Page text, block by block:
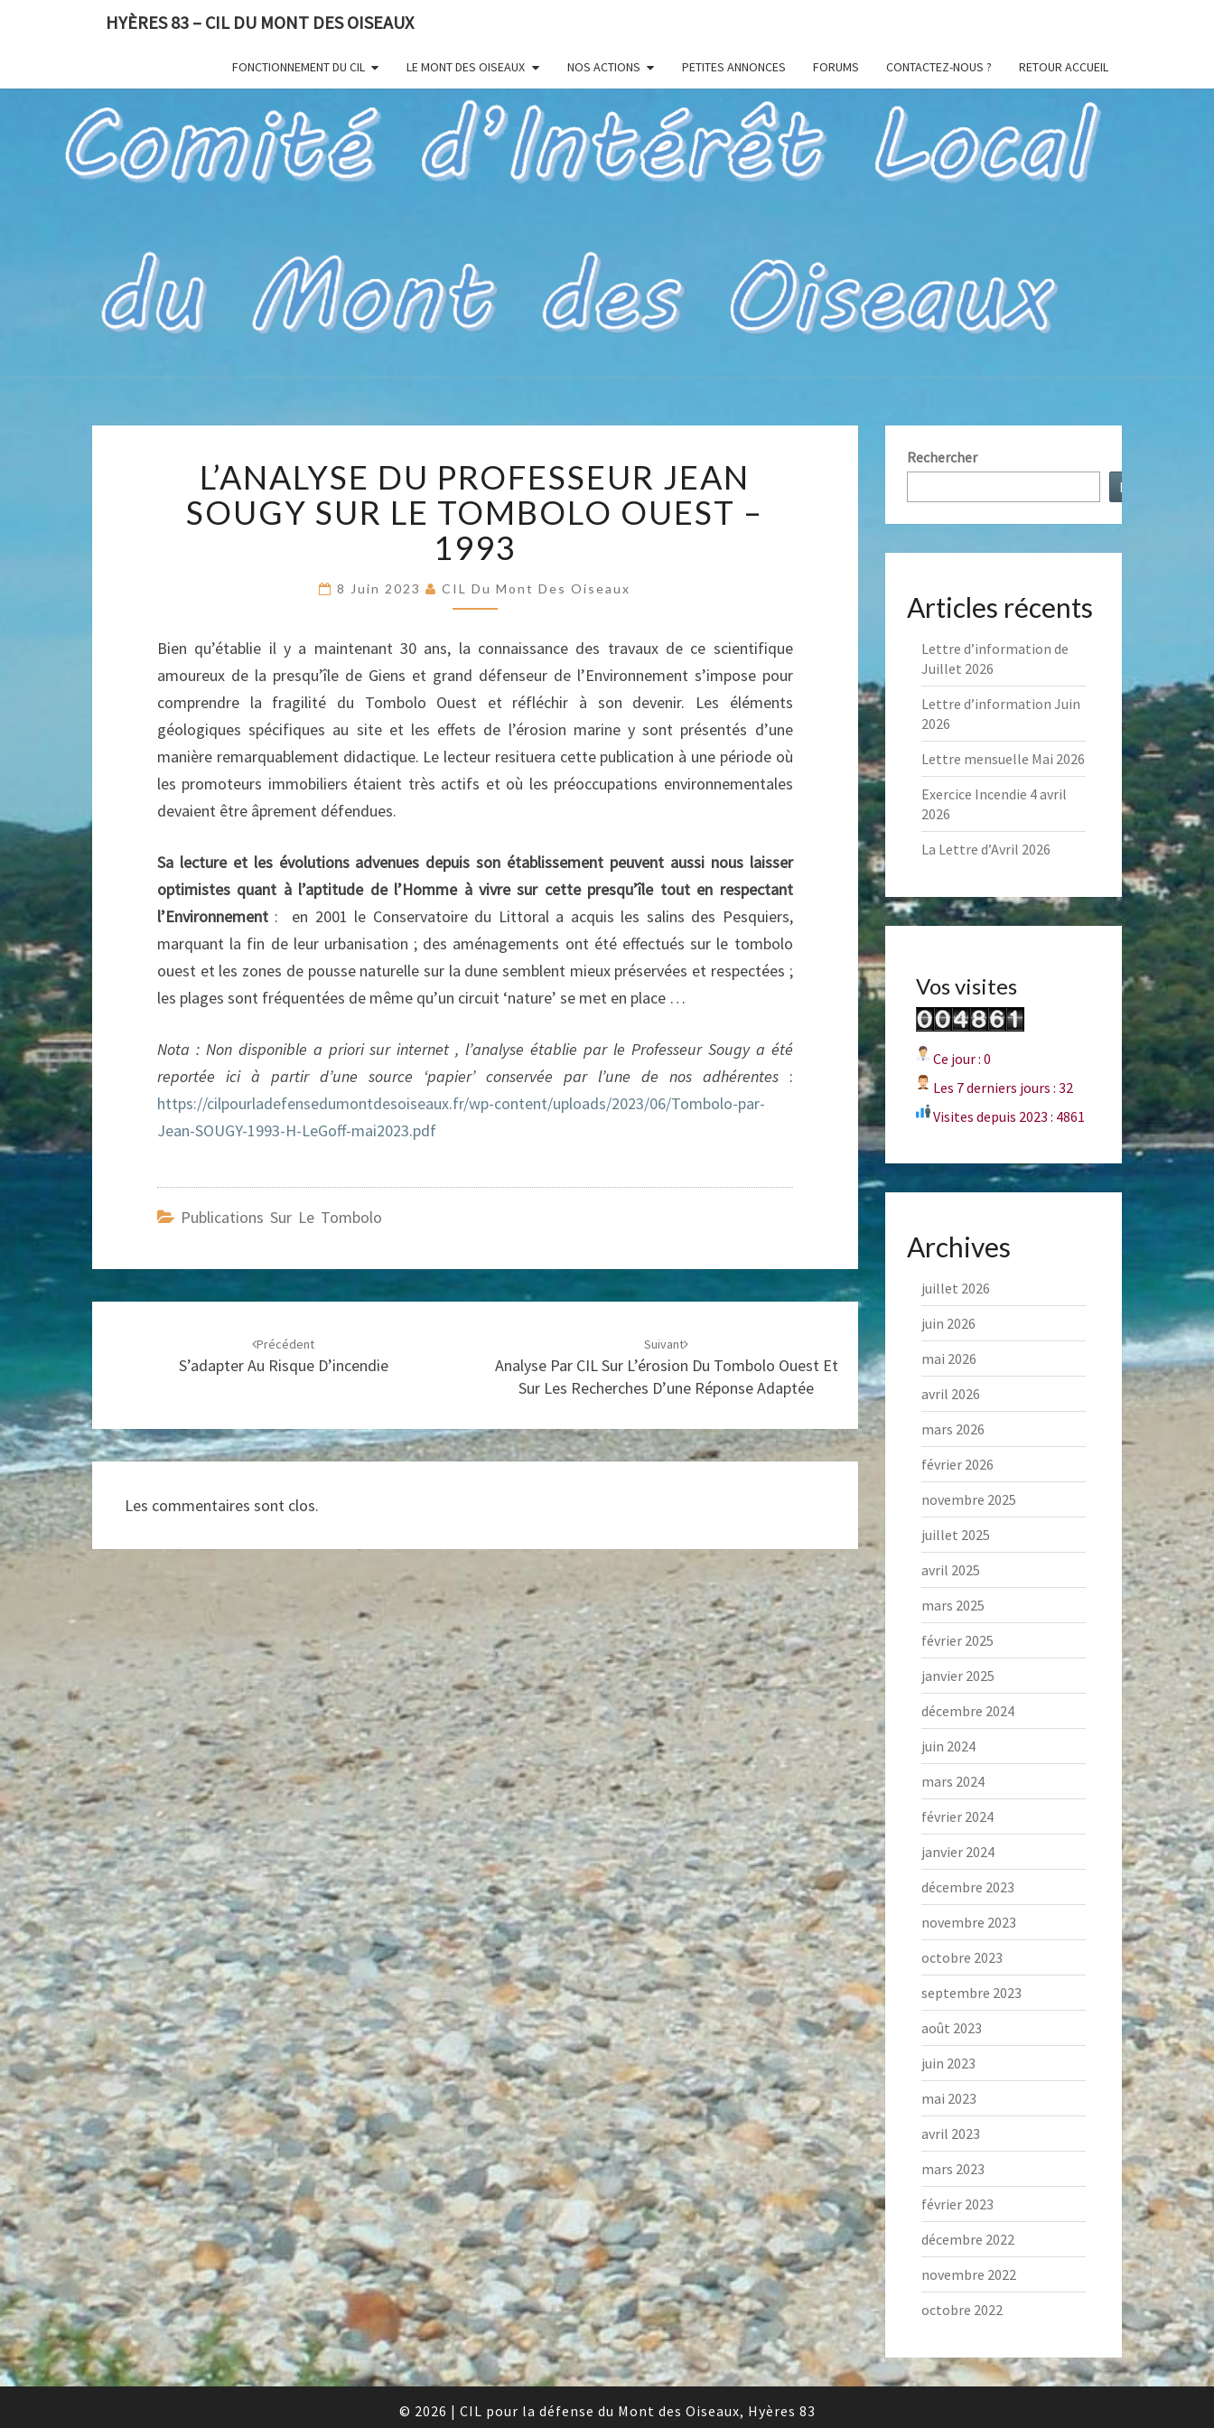
HYÈRES 83 – CIL DU MONT DES OISEAUX
FONCTIONNEMENT DU CIL LE MONT DES OISEAUX NOS ACTIONS PETITES ANNONCES FORUMS CONTACTEZ-NOUS ? RETOUR ACCUEIL
HYÈRES
83 – CIL
DU
MONT
DES
OISEAUX
Exceptionnel,
À Valoriser
Et Préserver
DU
PROFESSEUR
JEAN
SOUGY
SUR
LE
TOMBOLO
–
1993
L’ANALYSE DU PROFESSEUR JEAN
SOUGY SUR LE TOMBOLO OUEST –
1993
8 Juin 2023 CIL Du Mont Des Oiseaux
Bien qu’établie il y a maintenant 30 ans, la connaissance des travaux de ce scientifique
amoureux de la presqu’île de Giens et grand défenseur de l’Environnement s’impose pour
comprendre la fragilité du Tombolo Ouest et réfléchir à son devenir. Les éléments
géologiques spécifiques au site et les effets de l’érosion marine y sont présentés d’une
manière remarquablement didactique. Le lecteur resituera cette publication à une période où
les promoteurs immobiliers étaient très actifs et où les préoccupations environnementales
devaient être âprement défendues.
Sa lecture et les évolutions advenues depuis son établissement peuvent aussi nous laisser
optimistes quant à l’aptitude de l’Homme à vivre sur cette presqu’île tout en respectant
l’Environnement : en 2001 le Conservatoire du Littoral a acquis les salins des Pesquiers,
marquant la fin de leur urbanisation ; des aménagements ont été effectués sur le tombolo
ouest et les zones de pousse naturelle sur la dune semblent mieux préservées et respectées ;
les plages sont fréquentées de même qu’un circuit ‘nature’ se met en place …
Nota : Non disponible a priori sur internet , l’analyse établie par le Professeur Sougy a été
reportée ici à partir d’une source ‘papier’ conservée par l’une de nos adhérentes :
https://cilpourladefensedumontdesoiseaux.fr/wp-content/uploads/2023/06/Tombolo-par-
Jean-SOUGY-1993-H-LeGoff-mai2023.pdf
Publications Sur Le Tombolo
Précédent
S’adapter Au Risque D’incendie
Suivant
Analyse Par CIL Sur L’érosion Du Tombolo Ouest Et
Sur Les Recherches D’une Réponse Adaptée
Les commentaires sont clos.
Rechercher
Rechercher
Articles récents
Lettre d’information de
Juillet 2026
Lettre d’information Juin
2026
Lettre mensuelle Mai 2026
Exercice Incendie 4 avril
2026
La Lettre d’Avril 2026
Vos visites
Ce jour : 0
Les 7 derniers jours : 32
Visites depuis 2023 : 4861
Archives
juillet 2026
juin 2026
mai 2026
avril 2026
mars 2026
février 2026
novembre 2025
juillet 2025
avril 2025
mars 2025
février 2025
janvier 2025
décembre 2024
juin 2024
mars 2024
février 2024
janvier 2024
décembre 2023
novembre 2023
octobre 2023
septembre 2023
août 2023
juin 2023
mai 2023
avril 2023
mars 2023
février 2023
décembre 2022
novembre 2022
octobre 2022
© 2026 | CIL pour la défense du Mont des Oiseaux, Hyères 83